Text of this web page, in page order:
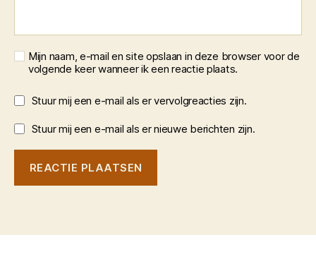
Mijn naam, e-mail en site opslaan in deze browser voor de
volgende keer wanneer ik een reactie plaats.
Stuur mij een e-mail als er vervolgreacties zijn.
Stuur mij een e-mail als er nieuwe berichten zijn.